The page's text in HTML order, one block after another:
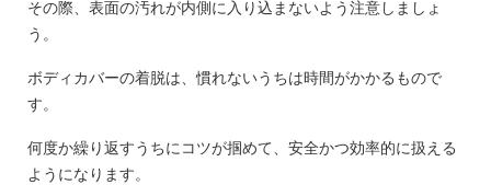
その際、表面の汚れが内側に入り込まないよう注意しましょ
う。
ボディカバーの着脱は、慣れないうちは時間がかかるもので
す。
何度か繰り返すうちにコツが掴めて、安全かつ効率的に扱える
ようになります。